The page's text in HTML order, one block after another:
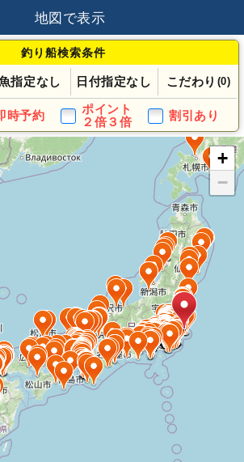
地図で表示
釣り船検索条件
指定なし 日付指定なし こだわり (0)
時予約
ポイント
２倍３倍
割引あり
+
−